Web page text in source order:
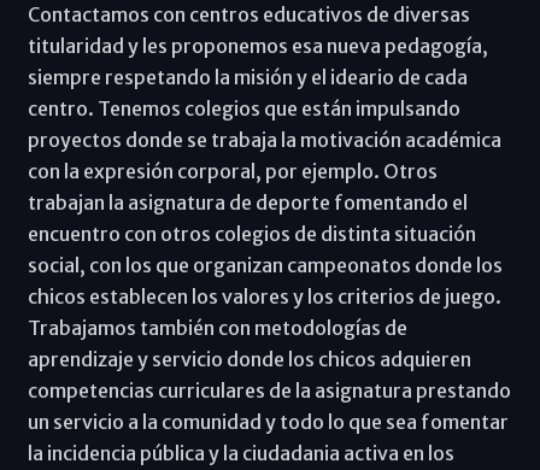
Contactamos con centros educativos de diversas
titularidad y les proponemos esa nueva pedagogía,
siempre respetando la misión y el ideario de cada
centro. Tenemos colegios que están impulsando
proyectos donde se trabaja la motivación académica
con la expresión corporal, por ejemplo. Otros
trabajan la asignatura de deporte fomentando el
encuentro con otros colegios de distinta situación
social, con los que organizan campeonatos donde los
chicos establecen los valores y los criterios de juego.
Trabajamos también con metodologías de
aprendizaje y servicio donde los chicos adquieren
competencias curriculares de la asignatura prestando
un servicio a la comunidad y todo lo que sea fomentar
la incidencia pública y la ciudadania activa en los